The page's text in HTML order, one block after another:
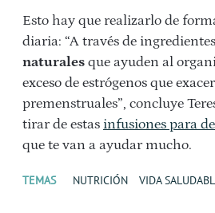
Esto hay que realizarlo de
diaria: “A través de ingredientes
naturales que ayuden al
exceso de estrógenos que
premenstruales”, concluye
tirar de estas infusiones para
que te van a ayudar mucho.
TEMAS NUTRICIÓN VIDA